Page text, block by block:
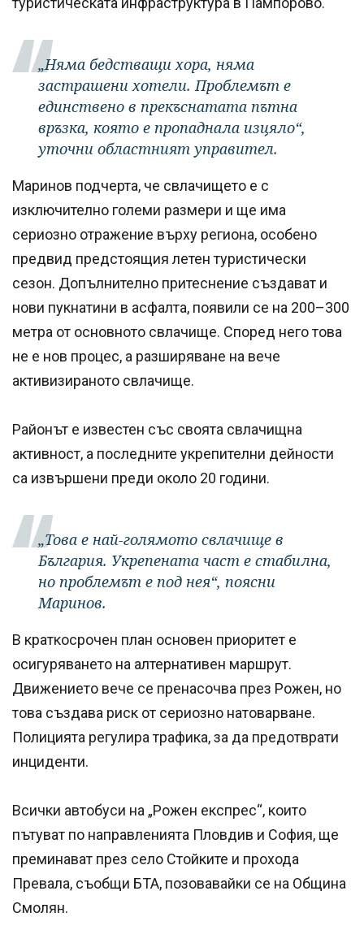
„Няма бедстващи хора, няма
застрашени хотели. Проблемът е
единствено в прекъснатата пътна
връзка, която е пропаднала изцяло“,
уточни областният управител.
Маринов подчерта, че свлачището е с
изключително големи размери и ще има
сериозно отражение върху региона, особено
предвид предстоящия летен туристически
сезон. Допълнително притеснение създават и
нови пукнатини в асфалта, появили се на 200–300
метра от основното свлачище. Според него това
не е нов процес, а разширяване на вече
активизираното свлачище.
Районът е известен със своята свлачищна
активност, а последните укрепителни дейности
са извършени преди около 20 години.
„Това е най-голямото свлачище в
България. Укрепената част е стабилна,
но проблемът е под нея“, поясни
Маринов.
В краткосрочен план основен приоритет е
осигуряването на алтернативен маршрут.
Движението вече се пренасочва през Рожен, но
това създава риск от сериозно натоварване.
Полицията регулира трафика, за да предотврати
инциденти.
Всички автобуси на „Рожен експрес“, които
пътуват по направленията Пловдив и София, ще
преминават през село Стойките и прохода
Превала, съобщи БТА, позовавайки се на Община
Смолян.